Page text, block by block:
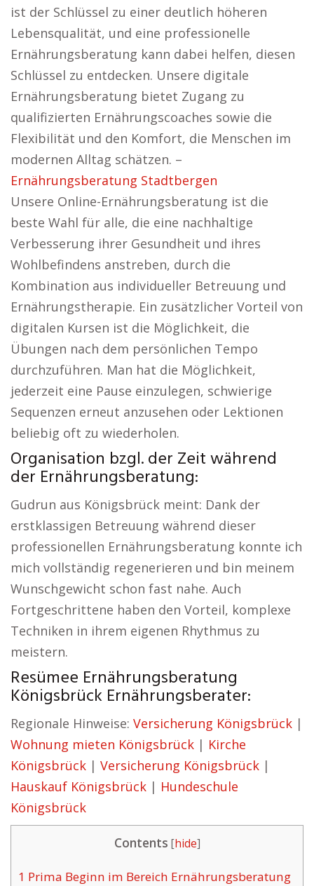
ist der Schlüssel zu einer deutlich höheren
Lebensqualität, und eine professionelle
Ernährungsberatung kann dabei helfen, diesen
Schlüssel zu entdecken. Unsere digitale
Ernährungsberatung bietet Zugang zu
qualifizierten Ernährungscoaches sowie die
Flexibilität und den Komfort, die Menschen im
modernen Alltag schätzen. –
Ernährungsberatung Stadtbergen
Unsere Online-Ernährungsberatung ist die
beste Wahl für alle, die eine nachhaltige
Verbesserung ihrer Gesundheit und ihres
Wohlbefindens anstreben, durch die
Kombination aus individueller Betreuung und
Ernährungstherapie. Ein zusätzlicher Vorteil von
digitalen Kursen ist die Möglichkeit, die
Übungen nach dem persönlichen Tempo
durchzuführen. Man hat die Möglichkeit,
jederzeit eine Pause einzulegen, schwierige
Sequenzen erneut anzusehen oder Lektionen
beliebig oft zu wiederholen.
Organisation bzgl. der Zeit während
der Ernährungsberatung:
Gudrun aus Königsbrück meint: Dank der
erstklassigen Betreuung während dieser
professionellen Ernährungsberatung konnte ich
mich vollständig regenerieren und bin meinem
Wunschgewicht schon fast nahe. Auch
Fortgeschrittene haben den Vorteil, komplexe
Techniken in ihrem eigenen Rhythmus zu
meistern.
Resümee Ernährungsberatung
Königsbrück Ernährungsberater:
Regionale Hinweise: Versicherung Königsbrück |
Wohnung mieten Königsbrück | Kirche
Königsbrück | Versicherung Königsbrück |
Hauskauf Königsbrück | Hundeschule
Königsbrück
Contents [hide]
1 Prima Beginn im Bereich Ernährungsberatung